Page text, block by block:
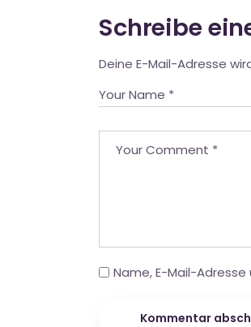
Schreibe
Deine E-Mail-Adresse
Name, E-Mail-
Kommentar